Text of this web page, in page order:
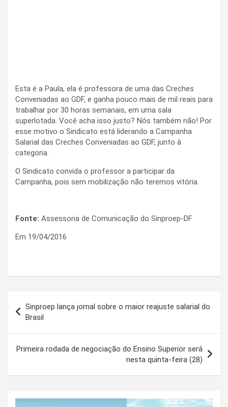
Esta é a Paula, ela é professora de uma das Creches
Conveniadas ao GDF, e ganha pouco mais de mil reais para
trabalhar por 30 horas semanais, em uma sala
superlotada. Você acha isso justo? Nós também não! Por
esse motivo o Sindicato está liderando a Campanha
Salarial das Creches Conveniadas ao GDF, junto à
categoria.
O Sindicato convida o professor a participar da
Campanha, pois sem mobilização não teremos vitória.
Fonte: Assessoria de Comunicação do Sinproep-DF
Em 19/04/2016
de
Post
Sinproep lança jornal sobre o maior reajuste salarial do
Brasil
Primeira rodada de negociação do Ensino Superior será
nesta quinta-feira (28)